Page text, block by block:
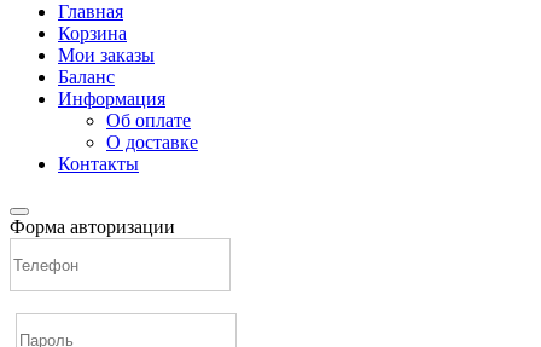
Главная
Корзина
Мои заказы
Баланс
Информация
Об оплате
О доставке
Контакты
Форма авторизации